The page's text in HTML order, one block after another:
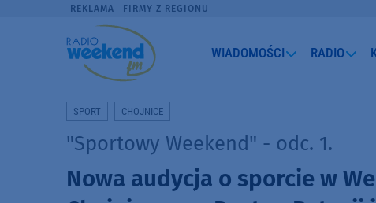
REKLAMA FIRMY Z REGIONU
WIADOMOŚCI RADIO
SPORT CHOJNICE
"Sportowy Weekend" - odc. 1.
Nowa audycja o sporcie w